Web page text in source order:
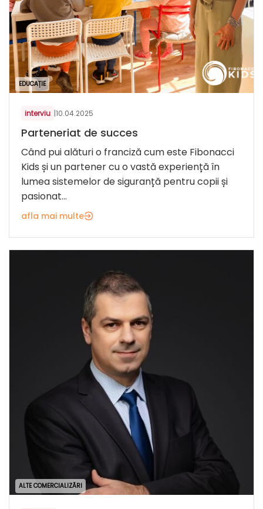
EDUCAȚIE
interviu |10.04.2025
Parteneriat de succes
Când pui alături o franciză cum este Fibonacci
Kids și un partener cu o vastă experiență în
lumea sistemelor de siguranță pentru copii și
pasionat...
afla mai multe
ALTE COMERCIALIZĂRI